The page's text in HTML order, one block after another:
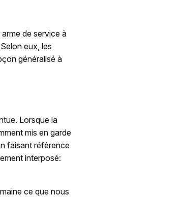
de service à
eux, les
généralisé à
Lorsque la
mis en garde
faisant référence
interposé:
ce que nous